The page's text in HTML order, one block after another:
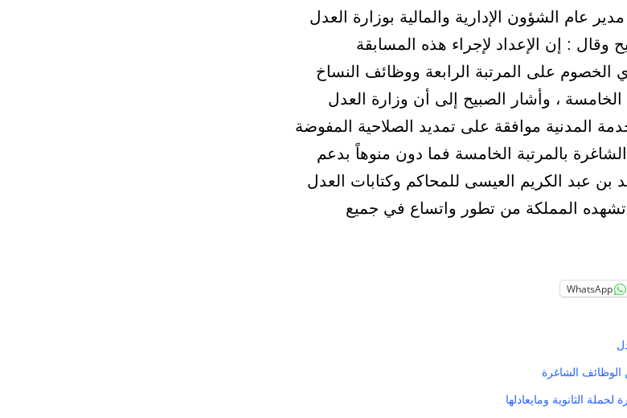
عام الشؤون الإدارية والمالية بوزارة العدل
وقال : إن الإعداد لإجراء هذه المسابقة
على المرتبة الرابعة ووظائف النساخ
، وأشار الصبيح إلى أن وزارة العدل
المدنية موافقة على تمديد الصلاحية المفوضة
بالمرتبة الخامسة فما دون منوهاً بدعم
بن عبد الكريم العيسى للمحاكم وكتابات العدل
تشهده المملكة من تطور واتساع في جميع
WhatsApp
الشاغرة
الثانوية ومايعادلها